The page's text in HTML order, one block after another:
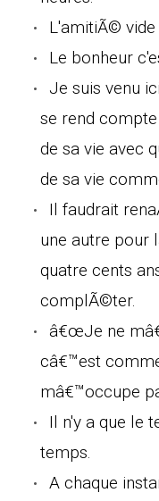
L'amitiÃ© vide
Le bonheur
Je suis venu
se rend
de sa vie avec
de sa vie
Il faudrait
une autre pour
quatre cents
complÃ©ter.
â€œJe ne
câ€™est
mâ€™occupe
Il n'y a que le
temps.
A chaque